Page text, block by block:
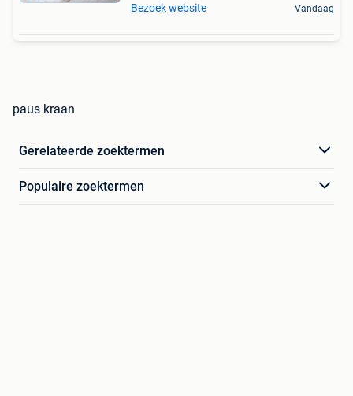
Bezoek website Vandaag
paus kraan
Gerelateerde zoektermen
Populaire zoektermen